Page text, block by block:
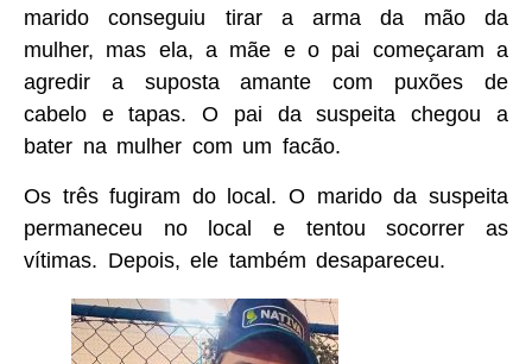
marido conseguiu tirar a arma da mão da
mulher, mas ela, a mãe e o pai começaram a
agredir a suposta amante com puxões de
cabelo e tapas. O pai da suspeita chegou a
bater na mulher com um facão.
Os três fugiram do local. O marido da suspeita
permaneceu no local e tentou socorrer as
vítimas. Depois, ele também desapareceu.